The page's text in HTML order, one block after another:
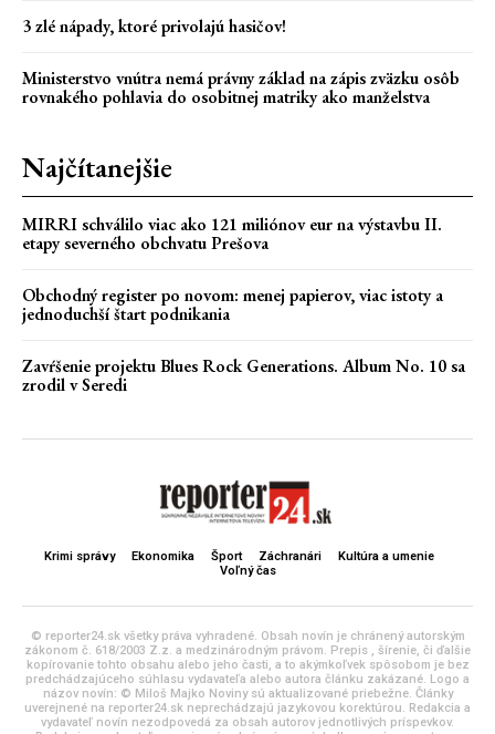
3 zlé nápady, ktoré privolajú hasičov!
Ministerstvo vnútra nemá právny základ na zápis zväzku osôb
rovnakého pohlavia do osobitnej matriky ako manželstva
Najčítanejšie
MIRRI schválilo viac ako 121 miliónov eur na výstavbu II.
etapy severného obchvatu Prešova
Obchodný register po novom: menej papierov, viac istoty a
jednoduchší štart podnikania
Zavŕšenie projektu Blues Rock Generations. Album No. 10 sa
zrodil v Seredi
Krimi správy Ekonomika Šport Záchranári
Kultúra a umenie
Voľný čas
© reporter24.sk všetky práva vyhradené. Obsah novín je chránený autorským
zákonom č. 618/2003 Z.z. a medzinárodným právom. Prepis , šírenie, či ďalšie
kopírovanie tohto obsahu alebo jeho časti, a to akýmkoľvek spôsobom je bez
predchádzajúceho súhlasu vydavateľa alebo autora článku zakázané. Logo a
názov novín: © Miloš Majko Noviny sú aktualizované priebežne. Články
uverejnené na reporter24.sk neprechádzajú jazykovou korektúrou. Redakcia a
vydavateľ novín nezodpovedá za obsah autorov jednotlivých príspevkov.